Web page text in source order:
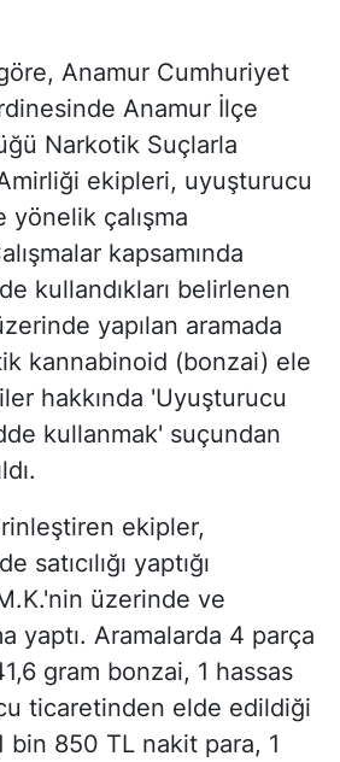
Anamur Cumhuriyet
Anamur İlçe
Narkotik Suçlarla
ekipleri, uyuşturucu
çalışma
kapsamında
kullandıkları belirlenen
yapılan aramada
kannabinoid (bonzai) ele
hakkında 'Uyuşturucu
kullanmak' suçundan
ekipler,
satıcılığı yaptığı
üzerinde ve
yaptı. Aramalarda 4 parça
gram bonzai, 1 hassas
ticaretinden elde edildiği
bin 850 TL nakit para, 1